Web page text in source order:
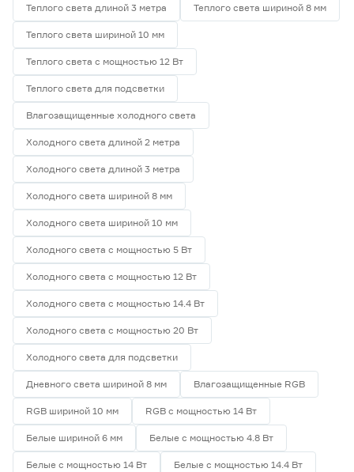
Теплого света длиной 3 метра Теплого света шириной 8 мм
Теплого света шириной 10 мм
Теплого света с мощностью 12 Вт
Теплого света для подсветки
Влагозащищенные холодного света
Холодного света длиной 2 метра
Холодного света длиной 3 метра
Холодного света шириной 8 мм
Холодного света шириной 10 мм
Холодного света с мощностью 5 Вт
Холодного света с мощностью 12 Вт
Холодного света с мощностью 14.4 Вт
Холодного света с мощностью 20 Вт
Холодного света для подсветки
Дневного света шириной 8 мм Влагозащищенные RGB
RGB шириной 10 мм RGB с мощностью 14 Вт
Белые шириной 6 мм Белые с мощностью 4.8 Вт
Белые с мощностью 14 Вт Белые с мощностью 14.4 Вт